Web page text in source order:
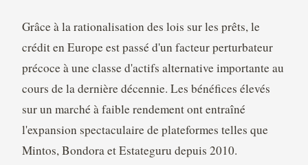
Grâce à la rationalisation des lois sur les prêts, le
crédit en Europe est passé d'un facteur perturbateur
précoce à une classe d'actifs alternative importante au
cours de la dernière décennie. Les bénéfices élevés
sur un marché à faible rendement ont entraîné
l'expansion spectaculaire de plateformes telles que
Mintos, Bondora et Estateguru depuis 2010.